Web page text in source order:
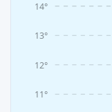
11°
12°
13°
14°